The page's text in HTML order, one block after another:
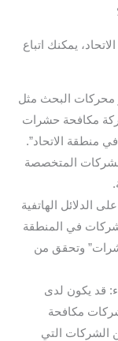
يمكنك اتباع
محركات البحث مثل
مكافحة حشرات
منطقة الاتحاد”.
المتخصصة
الدلائل الهاتفية
في المنطقة
وتحقق من
قد يكون لدى
مكافحة
الشركات التي